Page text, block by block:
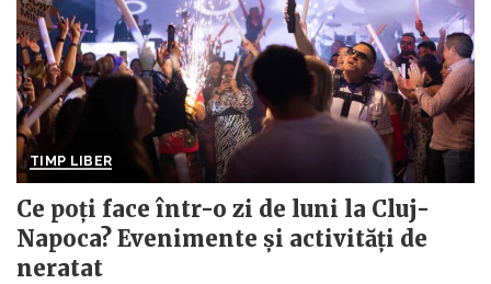
TIMP LIBER
Ce poți face într-o zi de luni la Cluj-
Napoca? Evenimente și activități de
neratat